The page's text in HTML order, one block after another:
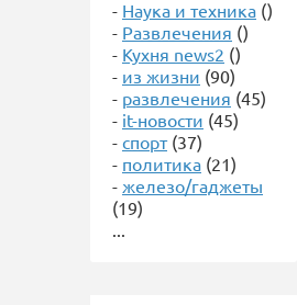
- Наука и техника ()
- Развлечения ()
- Кухня news2 ()
- из жизни (90)
- развлечения (45)
- it-новости (45)
- спорт(37)
- политика (21)
- железо/гаджеты
(19)
...